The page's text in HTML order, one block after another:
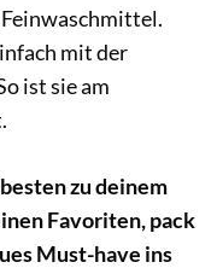
mit der
ist sie am
zu deinem
Favoriten, pack
Must-have ins